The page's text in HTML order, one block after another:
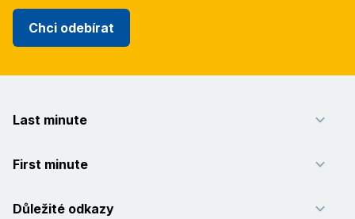
Chci odebírat
Last minute
First minute
Důležité odkazy